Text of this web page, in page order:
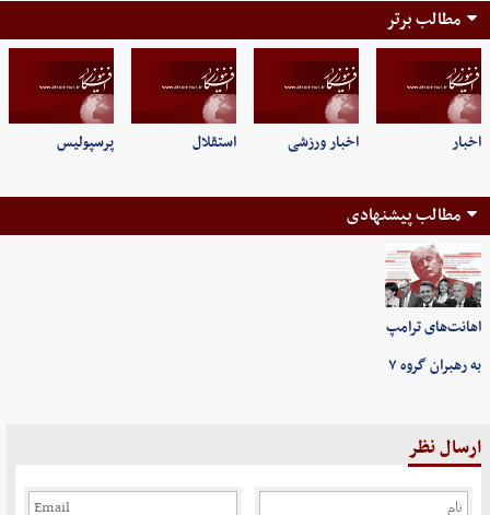
مطالب برتر
اخبار اخبار ورزشی استقلال پرسپولیس
مطالب پیشنهادی
اهانت‌های ترامپ
به رهبران گروه ۷
ارسال نظر